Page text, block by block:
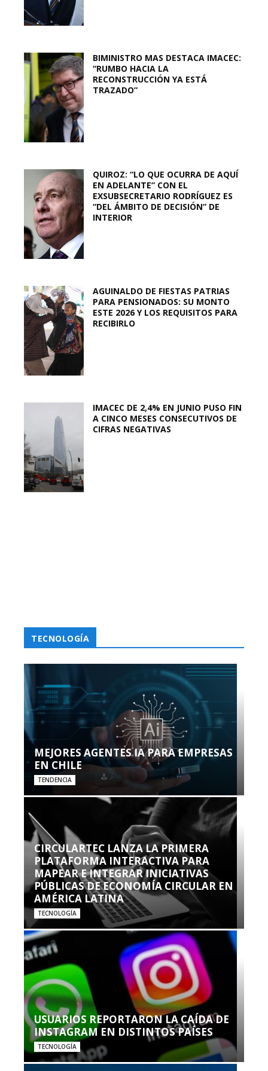
BIMINISTRO MAS DESTACA IMACEC:
“RUMBO HACIA LA
RECONSTRUCCIÓN YA ESTÁ
TRAZADO”
QUIROZ: “LO QUE OCURRA DE AQUÍ
EN ADELANTE” CON EL
EXSUBSECRETARIO RODRÍGUEZ ES
“DEL ÁMBITO DE DECISIÓN” DE
INTERIOR
AGUINALDO DE FIESTAS PATRIAS
PARA PENSIONADOS: SU MONTO
ESTE 2026 Y LOS REQUISITOS PARA
RECIBIRLO
IMACEC DE 2,4% EN JUNIO PUSO FIN
A CINCO MESES CONSECUTIVOS DE
CIFRAS NEGATIVAS
TECNOLOGÍA
MEJORES AGENTES IA PARA EMPRESAS
EN CHILE
TENDENCIA
CIRCULARTEC LANZA LA PRIMERA
PLATAFORMA INTERACTIVA PARA
MAPEAR E INTEGRAR INICIATIVAS
PÚBLICAS DE ECONOMÍA CIRCULAR EN
AMÉRICA LATINA
TECNOLOGÍA
USUARIOS REPORTARON LA CAÍDA DE
INSTAGRAM EN DISTINTOS PAÍSES
TECNOLOGÍA